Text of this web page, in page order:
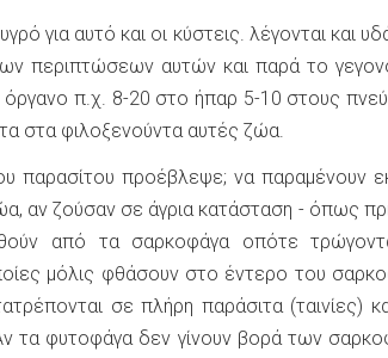
για αυτό και οι κύστεις. λέγονται και
περιπτώσεων αυτών και παρά το
όργανο π.χ. 8-20 στο ήπαρ 5-10 στους
στα φιλοξενούντα αυτές ζώα.
παρασίτου προέβλεψε; να παραμένουν
αν ζούσαν σε άγρια κατάσταση - όπως
από τα σαρκοφάγα οπότε
μόλις φθάσουν στο έντερο του
σε πλήρη παράσιτα (ταινίες)
τα φυτοφάγα δεν γίνουν βορά των